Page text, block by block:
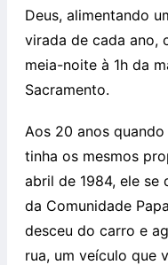
Deus, alimentando
virada de cada ano,
meia-noite à 1h da
Sacramento.
Aos 20 anos
tinha os mesmos
abril de 1984, ele se
da Comunidade
desceu do carro e
rua, um veículo que